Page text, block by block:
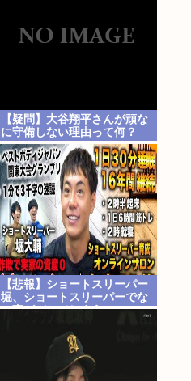
【疑問】大谷翔平さんが頑な
に守備しない理由って何？
www
【悲報】ショートスリーパー
堀、ショートスリーパーでな
い事がバレてしまう